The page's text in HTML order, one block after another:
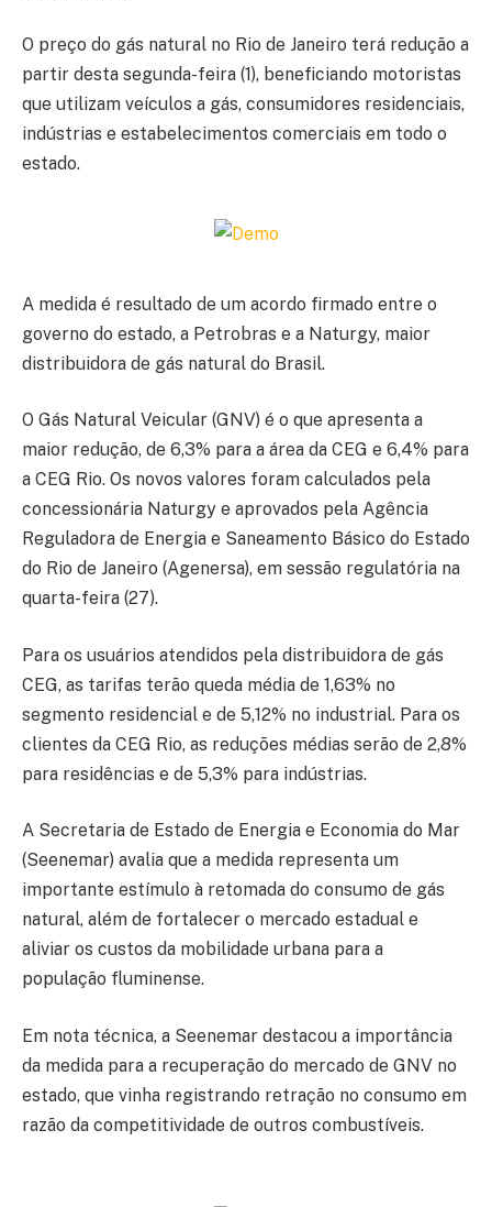
O preço do gás natural no Rio de Janeiro terá redução a
partir desta segunda-feira (1), beneficiando motoristas
que utilizam veículos a gás, consumidores residenciais,
indústrias e estabelecimentos comerciais em todo o
estado.
A medida é resultado de um acordo firmado entre o
governo do estado, a Petrobras e a Naturgy, maior
distribuidora de gás natural do Brasil.
O Gás Natural Veicular (GNV) é o que apresenta a
maior redução, de 6,3% para a área da CEG e 6,4% para
a CEG Rio. Os novos valores foram calculados pela
concessionária Naturgy e aprovados pela Agência
Reguladora de Energia e Saneamento Básico do Estado
do Rio de Janeiro (Agenersa), em sessão regulatória na
quarta-feira (27).
Para os usuários atendidos pela distribuidora de gás
CEG, as tarifas terão queda média de 1,63% no
segmento residencial e de 5,12% no industrial. Para os
clientes da CEG Rio, as reduções médias serão de 2,8%
para residências e de 5,3% para indústrias.
A Secretaria de Estado de Energia e Economia do Mar
(Seenemar) avalia que a medida representa um
importante estímulo à retomada do consumo de gás
natural, além de fortalecer o mercado estadual e
aliviar os custos da mobilidade urbana para a
população fluminense.
Em nota técnica, a Seenemar destacou a importância
da medida para a recuperação do mercado de GNV no
estado, que vinha registrando retração no consumo em
razão da competitividade de outros combustíveis.